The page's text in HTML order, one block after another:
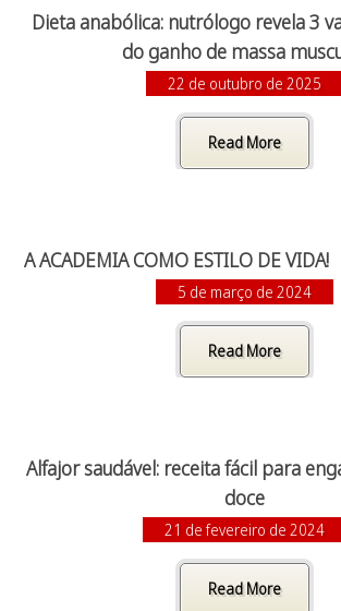
Dieta anabólica: nutrólogo revela 3
do ganho de massa
22 de outubro de 2025
Read More
A ACADEMIA COMO ESTILO DE VIDA!
5 de março de 2024
Read More
Alfajor saudável: receita fácil para
doce
21 de fevereiro de 2024
Read More